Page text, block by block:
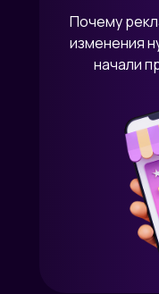
Почему
изменения
начали